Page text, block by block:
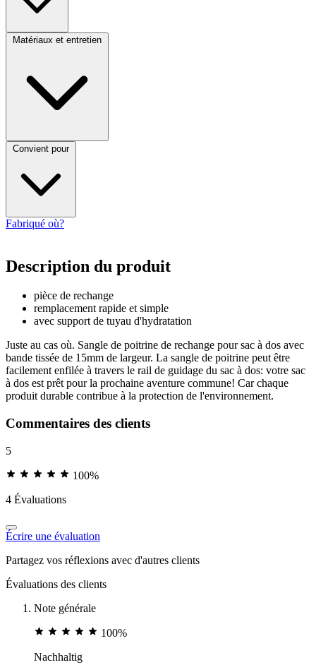
Matériaux et entretien
Convient pour
Fabriqué où?
Description du produit
pièce de rechange
remplacement rapide et simple
avec support de tuyau d'hydratation
Juste au cas où. Sangle de poitrine de rechange pour sac à dos avec
bande tissée de 15mm de largeur. La sangle de poitrine peut être
facilement enfilée à travers le rail de guidage du sac à dos: votre sac
à dos est prêt pour la prochaine aventure commune! Car chaque
produit durable contribue à la protection de l'environnement.
Commentaires des clients
5
100%
4 Évaluations
Écrire une évaluation
Partagez vos réflexions avec d'autres clients
Évaluations des clients
Note générale
100%
Nachhaltig